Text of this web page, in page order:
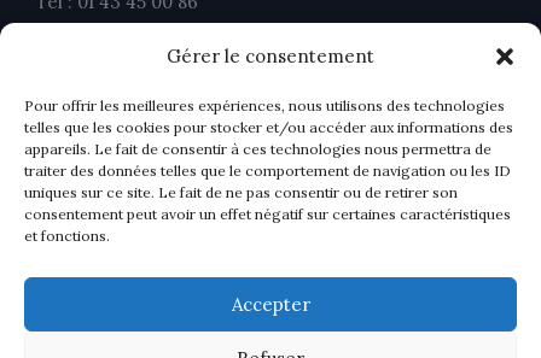
Gérer le consentement
Pour offrir les meilleures expériences, nous utilisons des technologies
telles que les cookies pour stocker et/ou accéder aux informations des
appareils. Le fait de consentir à ces technologies nous permettra de
traiter des données telles que le comportement de navigation ou les ID
uniques sur ce site. Le fait de ne pas consentir ou de retirer son
consentement peut avoir un effet négatif sur certaines caractéristiques
et fonctions.
Accepter
contact@ahavocats.fr